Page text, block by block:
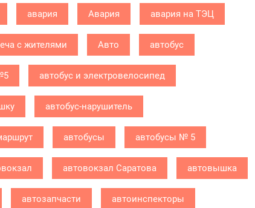
авария Авария авария на ТЭЦ
с жителями Авто автобус
автобус и электровелосипед
автобус-нарушитель
автобусы автобусы № 5
автовокзал Саратова автовышка
автозапчасти автоинспекторы